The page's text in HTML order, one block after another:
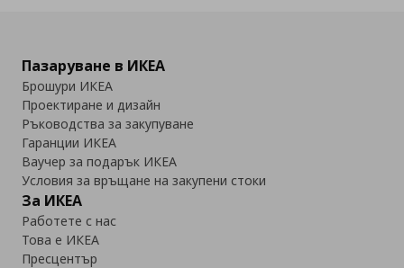
Пазаруване в ИКЕА
Брошури ИКЕА
Проектиране и дизайн
Ръководства за закупуване
Гаранции ИКЕА
Ваучер за подарък ИКЕА
Условия за връщане на закупени стоки
За ИКЕА
Работете с нас
Това е ИКЕА
Пресцентър